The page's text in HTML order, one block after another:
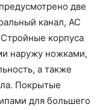
две
канал, АС
корпуса
наружу ножками,
а также
Покрытые
для большего